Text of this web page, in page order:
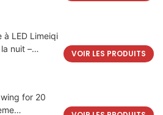
à LED Limeiqi
nuit –
VOIR LES PRODUITS
for 20